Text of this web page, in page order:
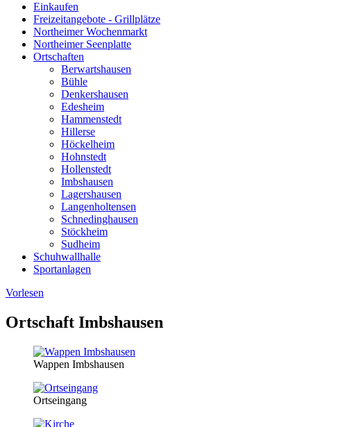
Einkaufen
Freizeitangebote - Grillplätze
Northeimer Wochenmarkt
Northeimer Seenplatte
Ortschaften
Berwartshausen
Bühle
Denkershausen
Edesheim
Hammenstedt
Hillerse
Höckelheim
Hohnstedt
Hollenstedt
Imbshausen
Lagershausen
Langenholtensen
Schnedinghausen
Stöckheim
Sudheim
Schuhwallhalle
Sportanlagen
Vorlesen
Ortschaft Imbshausen
Wappen Imbshausen
Ortseingang